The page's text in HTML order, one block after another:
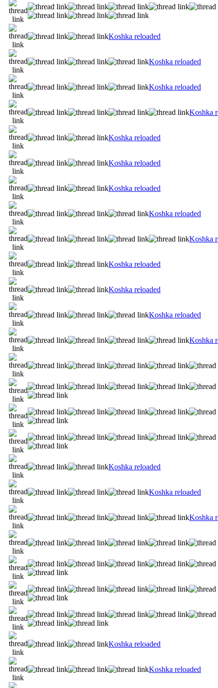
Koshka reloaded
Koshka reloaded
Koshka reloaded
Koshka
Koshka reloaded
Koshka reloaded
Koshka reloaded
Koshka reloaded
Koshka
Koshka reloaded
Koshka reloaded
Koshka reloaded
Koshka
Koshka reloaded
Koshka reloaded
Koshka
Koshka reloaded
Koshka reloaded